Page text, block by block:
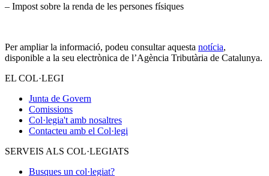
– Impost sobre la renda de les persones físiques
Per ampliar la informació, podeu consultar aquesta notícia,
disponible a la seu electrònica de l’Agència Tributària de Catalunya.
EL COL·LEGI
Junta de Govern
Comissions
Col·legia't amb nosaltres
Contacteu amb el Col·legi
SERVEIS ALS COL·LEGIATS
Busques un col·legiat?